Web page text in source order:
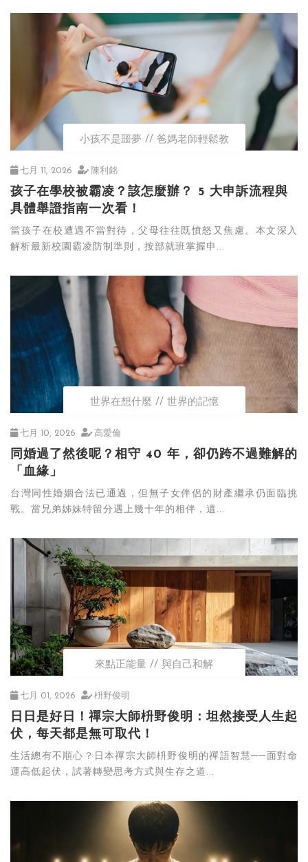
小孩不是噩夢 爸媽老師輕鬆教
七月 11, 2026 陳利銘
孩子在學校被霸凌？該怎麼辦？ 5 大申訴流程與
具體舉證指南一次看！
當孩子在校遭遇不當對待，父母往往既憤怒又焦慮。本文深入
解析最新校園霸凌防制準則，按部就班掌握申...
世界在想什麼 世界的記憶
七月 10, 2026 高愛倫
同婚過了然後呢？相守 40 年，卻仍跨不過難解的
「血緣」
台灣同性婚姻合法已通過，但無子女伴侶的財產繼承仍面臨挑
戰。當兄弟姊妹特留分遇上幾十年的相伴，遺...
來點正能量 與自己和解
七月 01, 2026 枡野俊明
日日是好日！禪宗大師枡野俊明：坦然接受人生起
伏，每天都是無可取代！
生活總有不順心？日本禪宗大師枡野俊明的禪語智慧──面對命
運高低起伏，試著轉變思考方式與生存之道...